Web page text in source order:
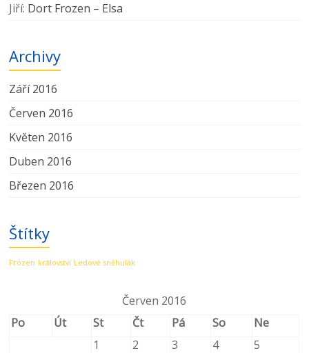
Jiří: Dort Frozen – Elsa
Archivy
Září 2016
Červen 2016
Květen 2016
Duben 2016
Březen 2016
Štítky
Frozen království Ledové sněhulák
Červen 2016
Po
Út St Čt Pá So
Ne
1
2 3 4
5